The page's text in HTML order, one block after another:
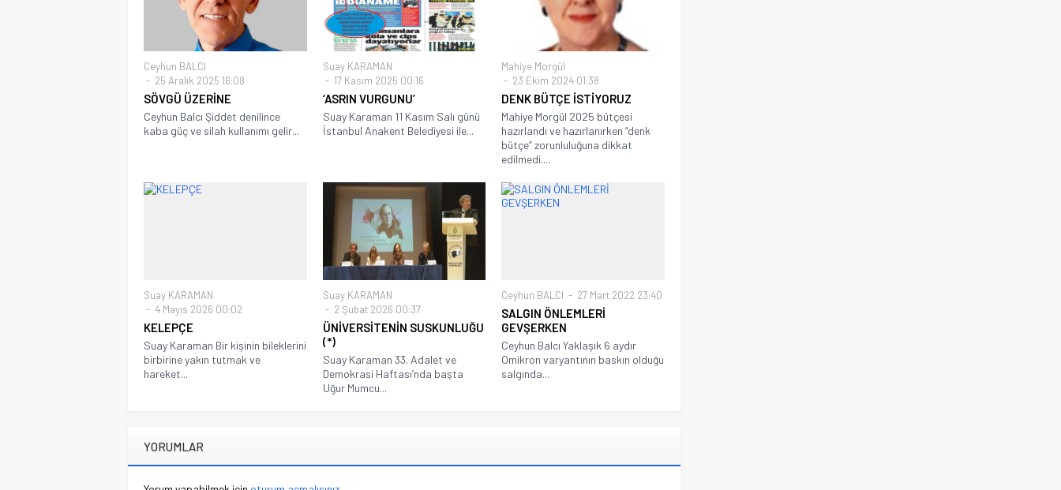
Ceyhun BALCI
25 Aralık 2025 16:08
SÖVGÜ ÜZERİNE
Ceyhun Balcı Şiddet denilince
kaba güç ve silah kullanımı gelir...
Suay KARAMAN
17 Kasım 2025 00:16
‘ASRIN VURGUNU’
Suay Karaman 11 Kasım Salı günü
İstanbul Anakent Belediyesi ile...
Mahiye Morgül
23 Ekim 2024 01:38
DENK BÜTÇE İSTİYORUZ
Mahiye Morgül 2025 bütçesi
hazırlandı ve hazırlanırken “denk
bütçe” zorunluluğuna dikkat
edilmedi....
Suay KARAMAN
4 Mayıs 2026 00:02
KELEPÇE
Suay Karaman Bir kişinin bileklerini
birbirine yakın tutmak ve
hareket...
Suay KARAMAN
2 Şubat 2026 00:37
ÜNİVERSİTENİN SUSKUNLUĞU
(*)
Suay Karaman 33. Adalet ve
Demokrasi Haftası’nda başta
Uğur Mumcu...
Ceyhun BALCI 27 Mart 2022 23:40
SALGIN ÖNLEMLERİ
GEVŞERKEN
Ceyhun Balcı Yaklaşık 6 aydır
Omikron varyantının baskın olduğu
salgında...
YORUMLAR